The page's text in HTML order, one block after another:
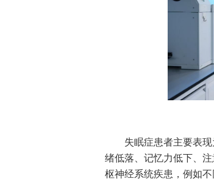
失眠症患者主要表
绪低落、记忆力低下、
枢神经系统疾患，例如